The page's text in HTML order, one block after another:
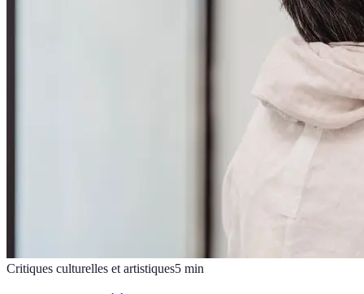
Critiques culturelles et artistiques5 min